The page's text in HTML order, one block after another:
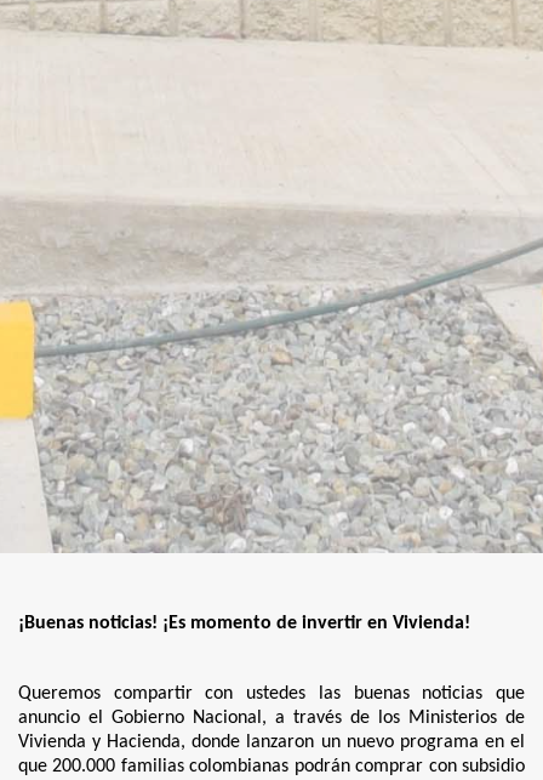
¡Buenas noticias! ¡Es momento de invertir en Vivienda!
Queremos compartir con ustedes las buenas noticias que
anuncio el Gobierno Nacional, a través de los Ministerios de
Vivienda y Hacienda, donde lanzaron un nuevo programa en el
que 200.000 familias colombianas podrán comprar con subsidio